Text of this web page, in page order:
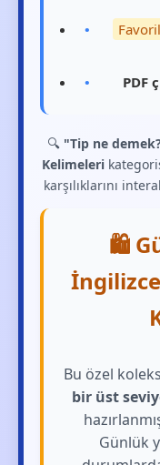
PDF
🔍 "Tip ne
Kelimeleri
karşılıklarını
🛍️
Bu özel
bir üst
Günlük